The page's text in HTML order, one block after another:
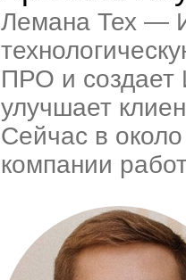
Лемана Тех —
ПРО и создает
улучшает
Сейчас в
компании